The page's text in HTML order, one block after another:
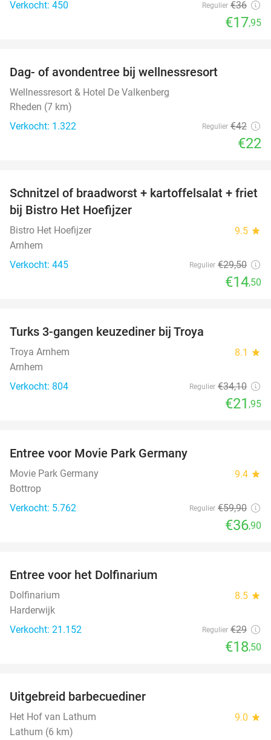
Verkocht: 450 Regulier €36
€17,95
Dag- of avondentree bij wellnessresort
Wellnessresort & Hotel De Valkenberg
Rheden (7 km)
Verkocht: 1.322
Regulier €42
€22
51%
Schnitzel of braadworst + kartoffelsalat + friet
bij Bistro Het Hoefijzer
Bistro Het Hoefijzer 9.5 star
Arnhem
Verkocht: 445
Regulier €29,50
€14,50
Turks 3-gangen keuzediner bij Troya
Troya Arnhem 8.1 star
Arnhem
Verkocht: 804
Regulier €34,10
€21 ,95
Entree voor Movie Park Germany
Movie Park Germany 9.4 star
Bottrop
Verkocht: 5.762
Regulier €59,90
€36,90
Entree voor het Dolfinarium
Dolfinarium 8.5 star
Harderwijk
Verkocht: 21.152
Regulier €29
€18,50
Uitgebreid barbecuediner
Het Hof van Lathum 9.0 star
Lathum (6 km)